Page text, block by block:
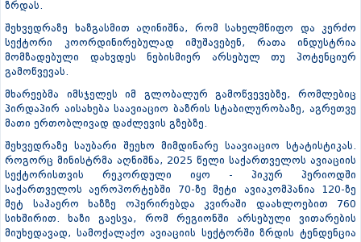
ზრდას.
შეხვედრაზე ხაზგასმით აღინიშნა, რომ სახელმწიფო და კერძო
სექტორი კოორდინირებულად იმუშავებენ, რათა ინდუსტრია
მომზადებული დახვდეს ნებისმიერ არსებულ თუ პოტენციურ
გამოწვევას.
მხარეებმა იმსჯელეს იმ გლობალურ გამოწვევებზე, რომლებიც
პირდაპირ აისახება საავიაციო ბაზრის სტაბილურობაზე, აგრეთვე
მათი ერთობლივად დაძლევის გზებზე.
შეხვედრაზე საუბარი შეეხო მიმდინარე საავიაციო სტატისტიკას.
როგორც მინისტრმა აღნიშნა, 2025 წელი საქართველოს ავიაციის
სექტორისთვის რეკორდული იყო - პიკურ პერიოდში
საქართველოს აეროპორტებში 70-ზე მეტი ავიაკომპანია 120-ზე
მეტ საჰაერო ხაზზე ოპერირებდა კვირაში დაახლოებით 760
სიხშირით. ხაზი გაესვა, რომ რეგიონში არსებული ვითარების
მიუხედავად, სამოქალაქო ავიაციის სექტორში ზრდის ტენდენცია